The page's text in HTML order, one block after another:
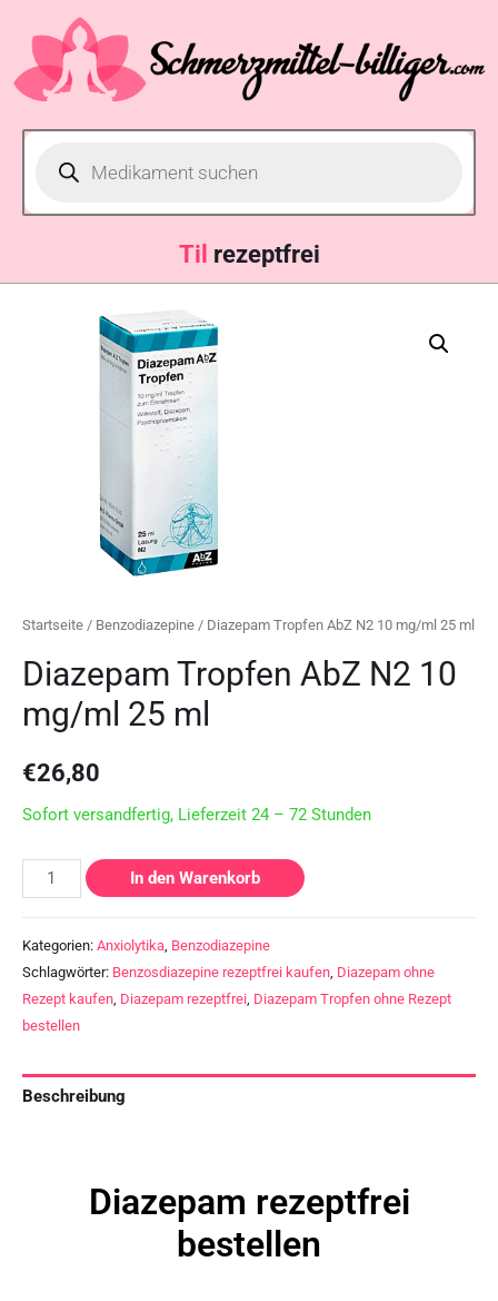
rezeptfrei
Startseite / Benzodiazepine / Diazepam Tropfen AbZ N2 10 mg/ml 25 ml
Diazepam Tropfen AbZ N2 10
mg/ml 25 ml
€26,80
Sofort versandfertig, Lieferzeit 24 – 72 Stunden
In den Warenkorb
Kategorien: Anxiolytika, Benzodiazepine
Schlagwörter: Benzosdiazepine rezeptfrei kaufen, Diazepam ohne
Rezept kaufen, Diazepam rezeptfrei, Diazepam Tropfen ohne Rezept
bestellen
Beschreibung
Diazepam rezeptfrei
bestellen